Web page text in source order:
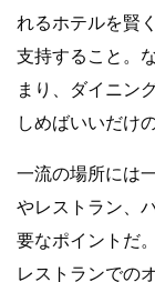
れるホテルを賢
支持すること。
まり、ダイニン
しめばいいだけ
一流の場所には
やレストラン、
要なポイントだ
レストランでの